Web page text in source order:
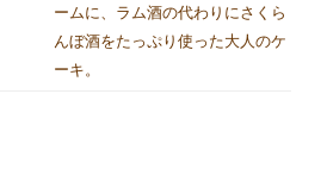
ームに、ラム酒の代わりにさくら
んぼ酒をたっぷり使った大人のケ
ーキ。